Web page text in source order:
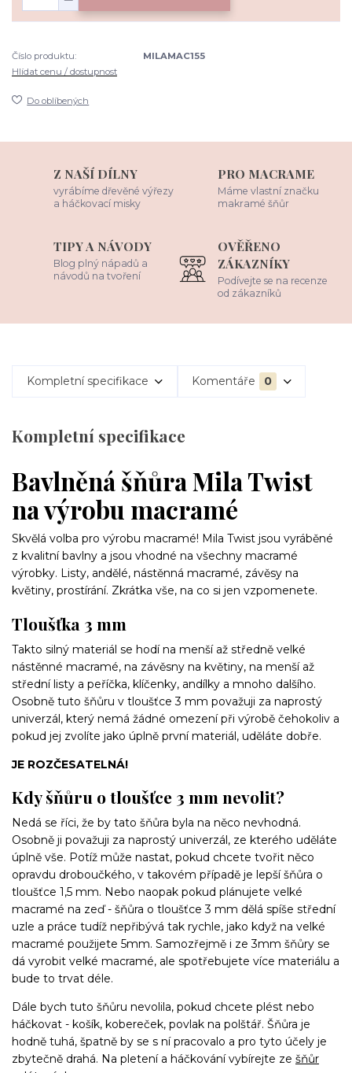
Číslo produktu:
MILAMAC155
Hlídat cenu / dostupnost
Do oblíbených
Z NAŠÍ DÍLNY
vyrábíme dřevěné výřezy
a háčkovací misky
PRO MACRAME
Máme vlastní značku
makramé šňůr
TIPY A NÁVODY
Blog plný nápadů a
návodů na tvoření
OVĚŘENO
ZÁKAZNÍKY
Podívejte se na recenze
od zákazníků
Kompletní specifikace Komentáře 0
Kompletní specifikace
Bavlněná šňůra Mila Twist
na výrobu macramé
Skvělá volba pro výrobu macramé! Mila Twist jsou vyráběné
z kvalitní bavlny a jsou vhodné na všechny macramé
výrobky. Listy, andělé, nástěnná macramé, závěsy na
květiny, prostírání. Zkrátka vše, na co si jen vzpomenete.
Tloušťka 3 mm
Takto silný materiál se hodí na menší až středně velké
nástěnné macramé, na závěsny na květiny, na menší až
střední listy a peříčka, klíčenky, andílky a mnoho dalšího.
Osobně tuto šňůru v tloušťce 3 mm považuji za naprostý
univerzál, který nemá žádné omezení při výrobě čehokoliv a
pokud jej zvolíte jako úplně první materiál, uděláte dobře.
JE ROZČESATELNÁ!
Kdy šňůru o tloušťce 3 mm nevolit?
Nedá se říci, že by tato šňůra byla na něco nevhodná.
Osobně ji považuji za naprostý univerzál, ze kterého uděláte
úplně vše. Potíž může nastat, pokud chcete tvořit něco
opravdu droboučkého, v takovém případě je lepší šňůra o
tloušťce 1,5 mm. Nebo naopak pokud plánujete velké
macramé na zeď - šňůra o tloušťce 3 mm dělá spíše střední
uzle a práce tudíž nepřibývá tak rychle, jako když na velké
macramé použijete 5mm. Samozřejmě i ze 3mm šňůry se
dá vyrobit velké macramé, ale spotřebujete více materiálu a
bude to trvat déle.
Dále bych tuto šňůru nevolila, pokud chcete plést nebo
háčkovat - košík, kobereček, povlak na polštář. Šňůra je
hodně tuhá, špatně by se s ní pracovalo a pro tyto účely je
zbytečně drahá. Na pletení a háčkování vybírejte ze šňůr